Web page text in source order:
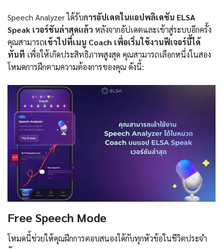
Speech Analyzer ได้รับการอัปเดตในแอปพลิเคชัน ELSA
Speak เวอร์ชันล่าสุดแล้ว หลังจากอัปเดตและเข้าสู่ระบบอีกครั้ง
คุณสามารถเข้าไปที่เมนู Coach เพื่อเริ่มใช้งานฟีเจอร์นี้ได้
ทันที เพื่อให้เกิดประสิทธิภาพสูงสุด คุณสามารถเลือกหนึ่งในสอง
โหมดการฝึกตามความต้องการของคุณ ดังนี้:
Free Speech Mode
โหมดนี้ช่วยให้คุณฝึกการตอบสนองได้กับทุกหัวข้อในชีวิตประจำ